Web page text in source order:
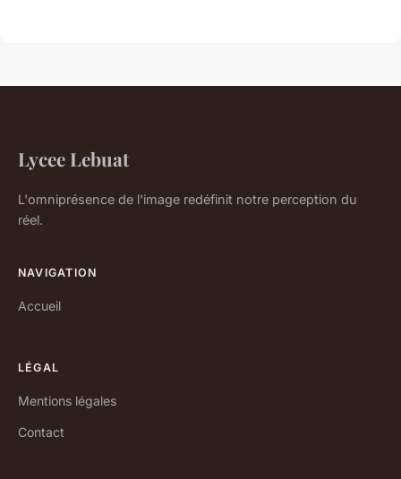
Lycee Lebuat
L'omniprésence de l'image redéfinit notre perception du
réel.
NAVIGATION
Accueil
LÉGAL
Mentions légales
Contact